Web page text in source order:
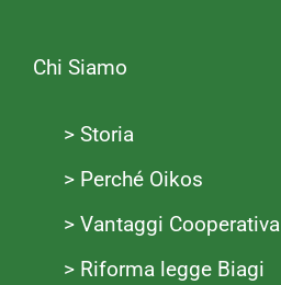
Chi Siamo
> Storia
> Perché Oikos
> Vantaggi Cooperativa
> Riforma legge Biagi